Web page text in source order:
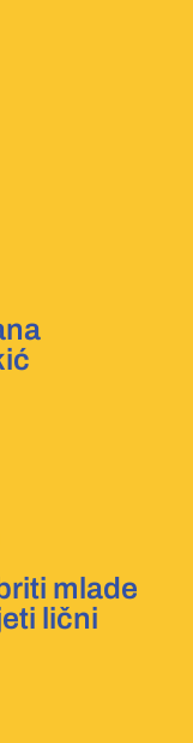
mlade
lični